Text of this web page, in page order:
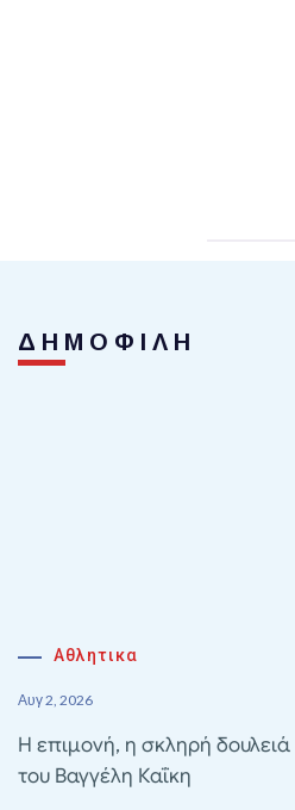
ΔΗΜΟΦΙΛΗ
Αθλητικα
Αυγ 2, 2026
Η επιμονή, η σκληρή δουλειά
του Βαγγέλη Καΐκη